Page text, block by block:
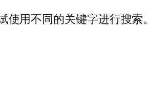
用不同的关键字进行搜索。